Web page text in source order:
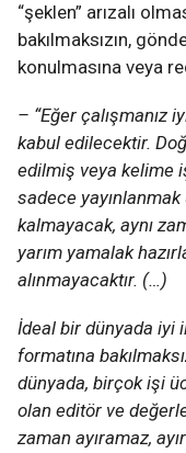
“şeklen” arızalı
bakılmaksızın,
konulmasına veya
– “Eğer çalışmanız
kabul edilecektir.
edilmiş veya kelime
sadece
kalmayacak, aynı
yarım yamalak
alınmayacaktır. (…)
İdeal bir dünyada iyi
formatına
dünyada, birçok işi
olan editör ve
zaman ayıramaz,